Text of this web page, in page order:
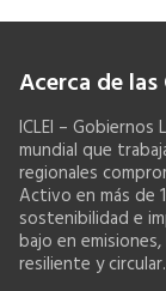
Acerca de las
ICLEI –
mundial que
regionales
Activo en más de
sostenibilidad e
bajo en
resiliente y circular.